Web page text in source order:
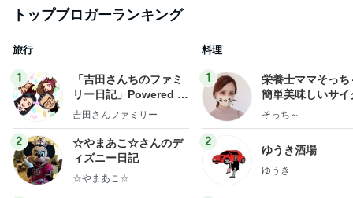
トップブロガーランキング
旅行
1
「吉田さんちのファミ
リー日記」Powered b
y Ameba 吉田さんファ
ログ
吉田さんファミリー
2
☆やまあこ☆さんのデ
ィズニー日記
☆やまあこ☆
料理
1
栄養士ママそっち
簡単美味しいサイ
献立
そっち～
2
ゆうき酒場
ゆうき